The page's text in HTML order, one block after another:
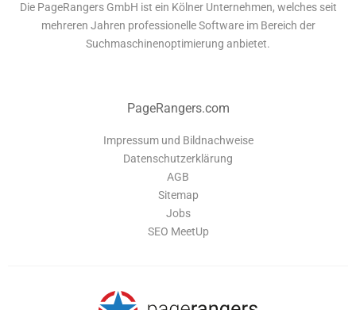
Die PageRangers GmbH ist ein Kölner Unternehmen, welches seit
mehreren Jahren professionelle Software im Bereich der
Suchmaschinenoptimierung anbietet.
PageRangers.com
Impressum und Bildnachweise
Datenschutzerklärung
AGB
Sitemap
Jobs
SEO MeetUp